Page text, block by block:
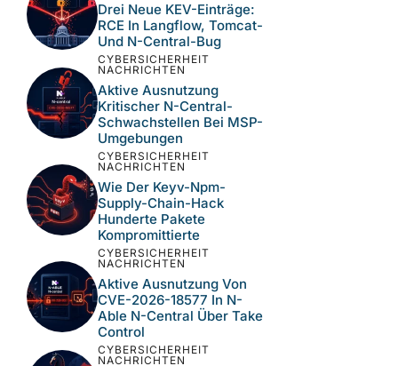
Drei Neue KEV-Einträge:
RCE In Langflow, Tomcat-
Und N-Central-Bug
CYBERSICHERHEIT
NACHRICHTEN
Aktive Ausnutzung
Kritischer N-Central-
Schwachstellen Bei MSP-
Umgebungen
CYBERSICHERHEIT
NACHRICHTEN
Wie Der Keyv-Npm-
Supply-Chain-Hack
Hunderte Pakete
Kompromittierte
CYBERSICHERHEIT
NACHRICHTEN
Aktive Ausnutzung Von
CVE-2026-18577 In N-
Able N-Central Über Take
Control
CYBERSICHERHEIT
NACHRICHTEN